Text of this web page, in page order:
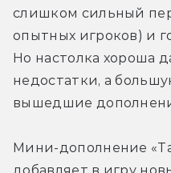
слишком сильный
опытных игроков) и
Но настолка хороша
недостатки, а
вышедшие
Мини-дополнение